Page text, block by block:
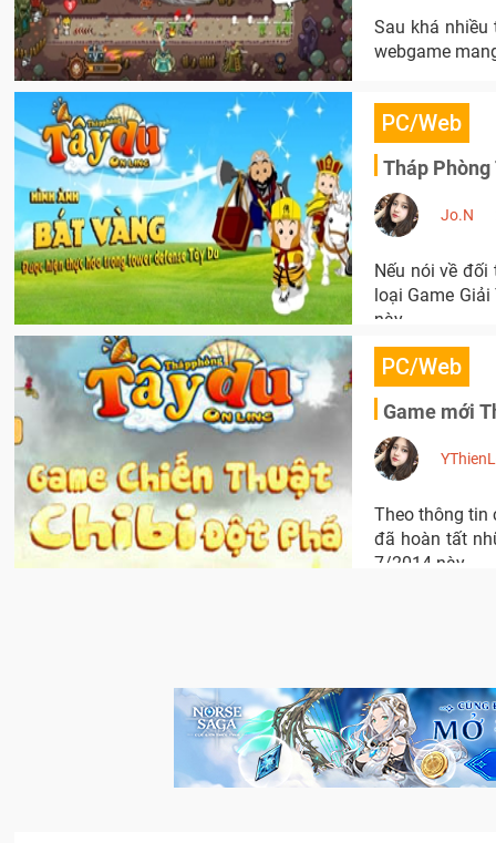
Sau khá
webgame
PC/Web
Tháp Phòng
Jo.N
Nếu nói về
loại Game
này.
PC/Web
Game mới
Theo thông tin
đã hoàn tất
7/2014 này.